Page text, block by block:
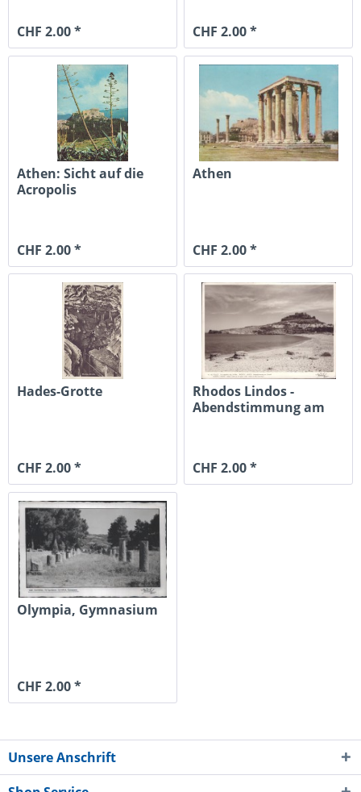
CHF 2.00 * CHF 2.00 *
Athen: Sicht auf die
Acropolis
CHF 2.00 *
Athen
CHF 2.00 *
Hades-Grotte
CHF 2.00 *
Rhodos Lindos -
Abendstimmung am
CHF 2.00 *
Olympia, Gymnasium
CHF 2.00 *
Unsere Anschrift